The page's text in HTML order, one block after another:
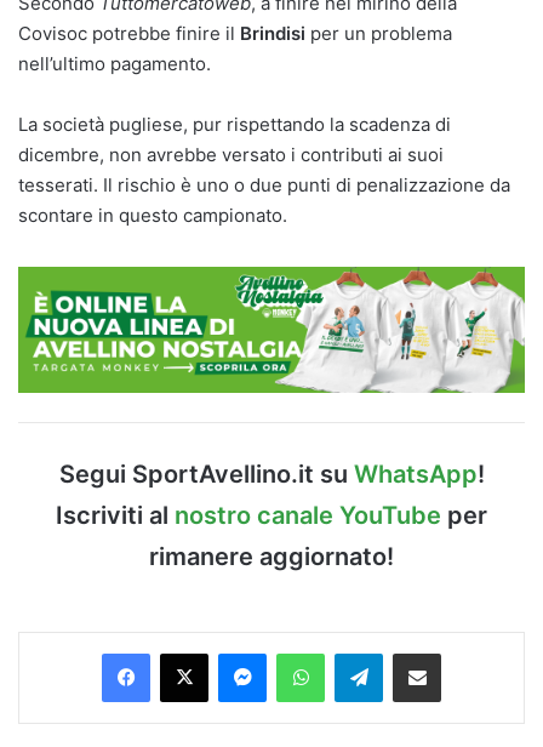
Covisoc potrebbe finire il Brindisi per un problema
nell’ultimo pagamento.
La società pugliese, pur rispettando la scadenza di
dicembre, non avrebbe versato i contributi ai suoi
tesserati. Il rischio è uno o due punti di penalizzazione da
scontare in questo campionato.
Segui SportAvellino.it su WhatsApp!
Iscriviti al nostro canale YouTube per
rimanere aggiornato!
Facebook
X MessengerWhatsAppTelegramCondividi via Email